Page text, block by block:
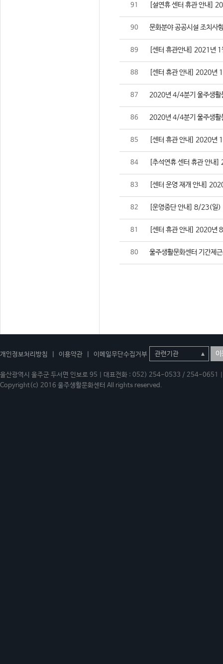
91 [설연휴 센터 휴관 안내
90 문화분야 공공시설 조치사
89 [센터 휴관안내] 2021년 1
88 [센터 휴관 안내] 2020년
87 2020년 4/4분기 울주생활
86 2020년 4/4분기 울주생활
85 [센터 휴관 안내] 2020년
84 [추석연휴 센터 휴관 안
83 [센터 운영 재개 안내]
82 [운영중단 안내] 8/23(일)
81 [센터 휴관 안내] 2020년
80 울주생활문화센터 기간제
개인정보처리방침 이용약관 이메일무단수집거부 이
울산광역시 울주군 두서면 인보로 95 | 대표전화 : 052) 254-0533 / 254-
Copyright(c) 2016 울주생활문화센터 All rights reserved.